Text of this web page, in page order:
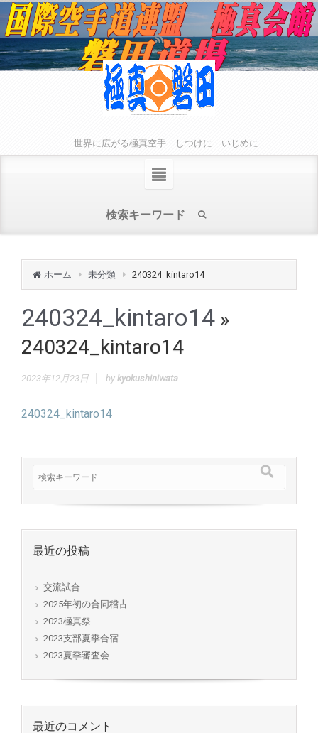
世界に広がる極真空手 しつけに いじめに
ホーム 未分類 240324_kintaro14
240324_kintaro14 »
240324_kintaro14
2023年12月23日 by kyokushiniwata
240324_kintaro14
最近の投稿
交流試合
2025年初の合同稽古
2023極真祭
2023支部夏季合宿
2023夏季審査会
最近のコメント